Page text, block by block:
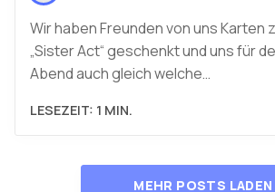
Wir haben Freunden von uns Karten
„Sister Act“ geschenkt und uns für
Abend auch gleich welche…
LESEZEIT: 1 MIN.
MEHR POSTS LADEN